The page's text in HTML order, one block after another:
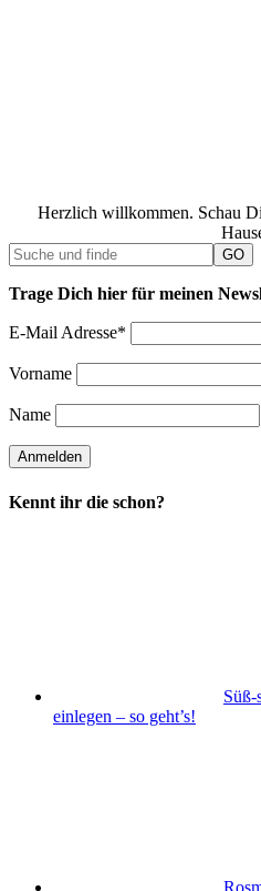
Herzlich willkommen. Schau
Trage Dich hier für meinen
E-Mail Adresse*
Vorname
Name
Kennt ihr die schon?
Süß-
einlegen – so geht’s!